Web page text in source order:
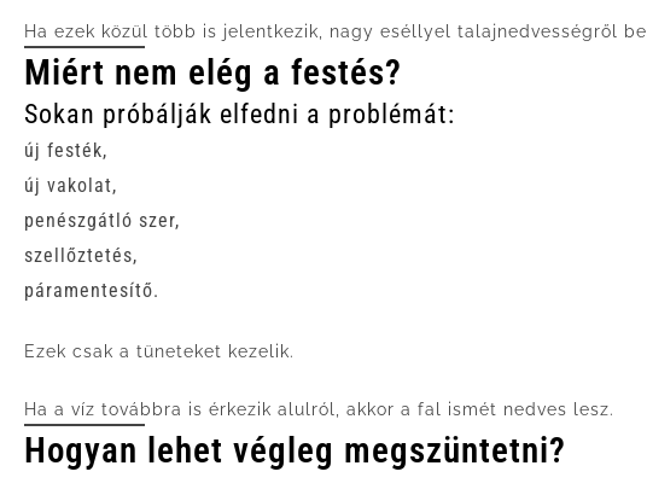
Ha ezek közül több is jelentkezik, nagy eséllyel talajnedvességről
Miért nem elég a festés?
Sokan próbálják elfedni a problémát:
új festék,
új vakolat,
penészgátló szer,
szellőztetés,
páramentesítő.
Ezek csak a tüneteket kezelik.
Ha a víz továbbra is érkezik alulról, akkor a fal ismét nedves lesz.
Hogyan lehet végleg megszüntetni?